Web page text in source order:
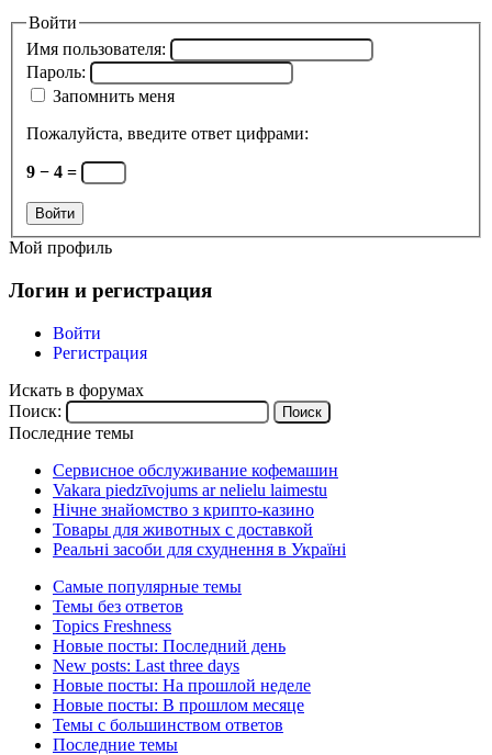
Войти
Имя пользователя:
Пароль:
Запомнить меня
Пожалуйста, введите ответ цифрами:
9 − 4 =
Войти
Мой профиль
Логин и регистрация
Войти
Регистрация
Искать в форумах
Поиск:
Последние темы
Сервисное обслуживание кофемашин
Vakara piedzīvojums ar nelielu laimestu
Нічне знайомство з крипто-казино
Товары для животных с доставкой
Реальні засоби для схуднення в Україні
Самые популярные темы
Темы без ответов
Topics Freshness
Новые посты: Последний день
New posts: Last three days
Новые посты: На прошлой неделе
Новые посты: В прошлом месяце
Темы с большинством ответов
Последние темы